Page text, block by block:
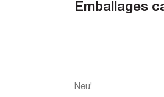
Emballages
Neu!